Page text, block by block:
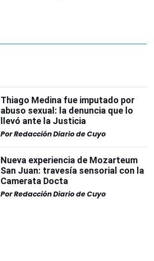
Thiago Medina fue imputado por
abuso sexual: la denuncia que lo
llevó ante la Justicia
PorRedacción Diario de Cuyo
Nueva experiencia de Mozarteum
San Juan: travesía sensorial con la
Camerata Docta
PorRedacción Diario de Cuyo